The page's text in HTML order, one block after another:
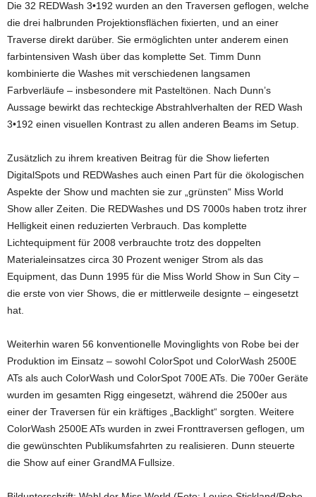
Die 32 REDWash 3•192 wurden an den Traversen geflogen, welche
die drei halbrunden Projektionsflächen fixierten, und an einer
Traverse direkt darüber. Sie ermöglichten unter anderem einen
farbintensiven Wash über das komplette Set. Timm Dunn
kombinierte die Washes mit verschiedenen langsamen
Farbverläufe – insbesondere mit Pasteltönen. Nach Dunn’s
Aussage bewirkt das rechteckige Abstrahlverhalten der RED Wash
3•192 einen visuellen Kontrast zu allen anderen Beams im Setup.
Zusätzlich zu ihrem kreativen Beitrag für die Show lieferten
DigitalSpots und REDWashes auch einen Part für die ökologischen
Aspekte der Show und machten sie zur „grünsten“ Miss World
Show aller Zeiten. Die REDWashes und DS 7000s haben trotz ihrer
Helligkeit einen reduzierten Verbrauch. Das komplette
Lichtequipment für 2008 verbrauchte trotz des doppelten
Materialeinsatzes circa 30 Prozent weniger Strom als das
Equipment, das Dunn 1995 für die Miss World Show in Sun City –
die erste von vier Shows, die er mittlerweile designte – eingesetzt
hat.
Weiterhin waren 56 konventionelle Movinglights von Robe bei der
Produktion im Einsatz – sowohl ColorSpot und ColorWash 2500E
ATs als auch ColorWash und ColorSpot 700E ATs. Die 700er Geräte
wurden im gesamten Rigg eingesetzt, während die 2500er aus
einer der Traversen für ein kräftiges „Backlight“ sorgten. Weitere
ColorWash 2500E ATs wurden in zwei Fronttraversen geflogen, um
die gewünschten Publikumsfahrten zu realisieren. Dunn steuerte
die Show auf einer GrandMA Fullsize.